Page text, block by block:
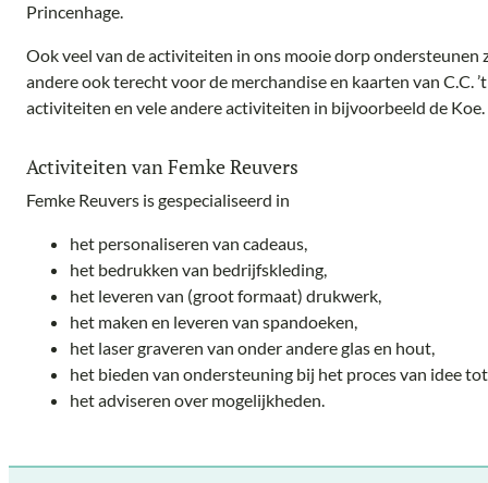
Princenhage.
Ook veel van de activiteiten in ons mooie dorp ondersteunen
andere ook terecht voor de merchandise en kaarten van C.C.
activiteiten en vele andere activiteiten in bijvoorbeeld de Koe.
Activiteiten van Femke Reuvers
Femke Reuvers is gespecialiseerd in
het personaliseren van cadeaus,
het bedrukken van bedrijfskleding,
het leveren van (groot formaat) drukwerk,
het maken en leveren van spandoeken,
het laser graveren van onder andere glas en hout,
het bieden van ondersteuning bij het proces van idee
het adviseren over mogelijkheden.